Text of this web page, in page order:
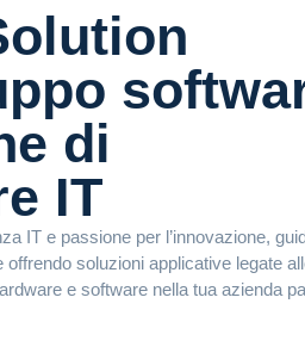
di
IT
IT e passione per l’innovazione,
soluzioni applicative legate
e software nella tua azienda